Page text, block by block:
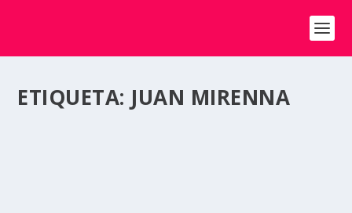
ETIQUETA: JUAN MIRENNA